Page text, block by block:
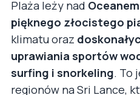
Plaża leży nad
pięknego złocistego
klimatu oraz
uprawiania sportów
surfing i snorkeling. To
regionów na Sri Lance,